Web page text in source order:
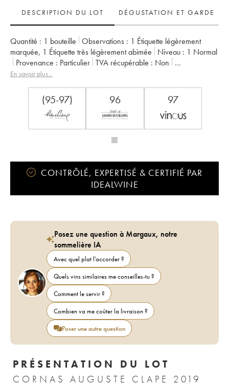
DESCRIPTION DU LOT
DÉGUSTATION ET GARDE
Quantité : 1 bouteille Observations : 1 Étiquette légèrement
marquée, 1 Étiquette très légèrement abimée Niveau : 1 Normal
Provenance : particulier TVA récupérable :
non
Région :
Vallée du Rhône
En savoir plus...
(95-97) 96 97
CONTRÔLÉ, EXPERTISÉ & CERTIFIÉ PAR
IDEALWINE
Posez une question à Margaux, notre
sommelière IA
Avec quel plat l'accorder ?
Quels vins similaires me conseilles-tu ?
Comment le servir ?
Combien va me coûter la livraison ?
Poser une autre question
PRÉSENTATION DU LOT
CORNAS AUGUSTE CLAPE 2019